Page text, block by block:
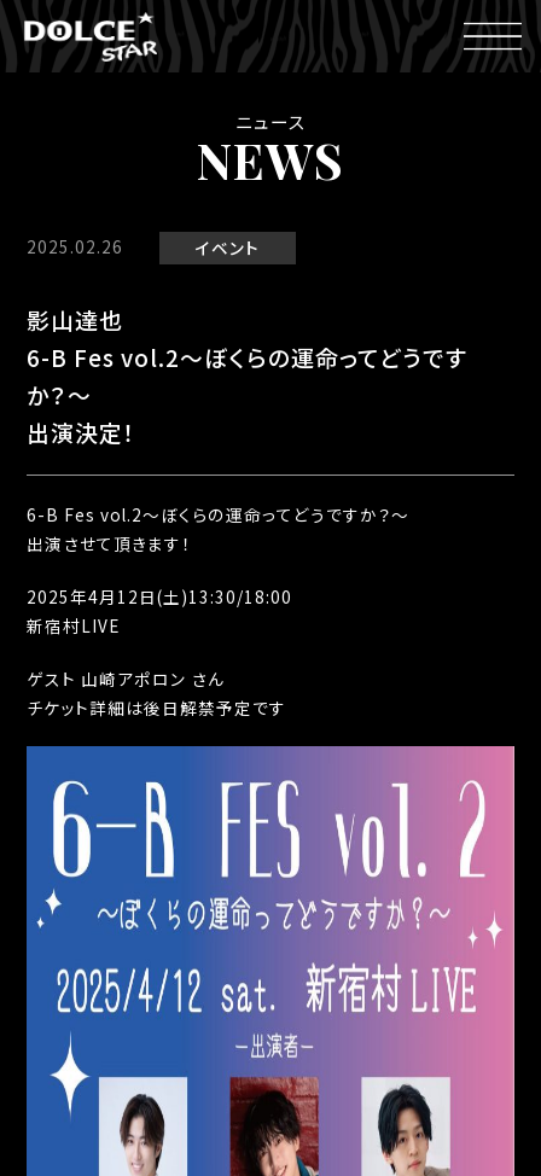
ニュース
NEWS
2025.02.26 イベント
影山達也
6-B Fes vol.2〜ぼくらの運命ってどうです
か？〜
出演決定！
6-B Fes vol.2〜ぼくらの運命ってどうですか？〜
出演させて頂きます！
2025年4月12日(土)13:30/18:00
新宿村LIVE
ゲスト 山崎アポロン さん
チケット詳細は後日解禁予定です